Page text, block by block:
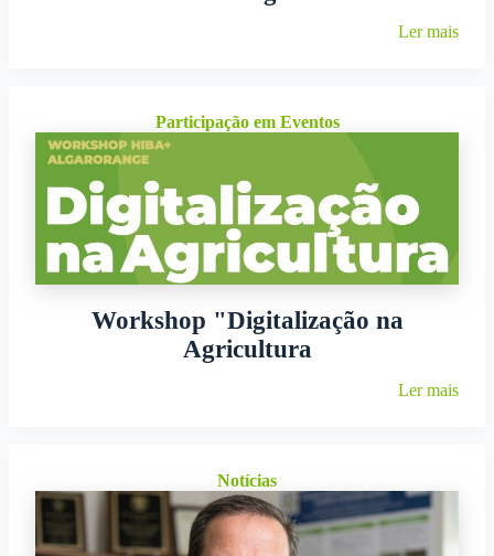
Ler mais
Participação em Eventos
Workshop "Digitalização na
Agricultura
Ler mais
Notícias